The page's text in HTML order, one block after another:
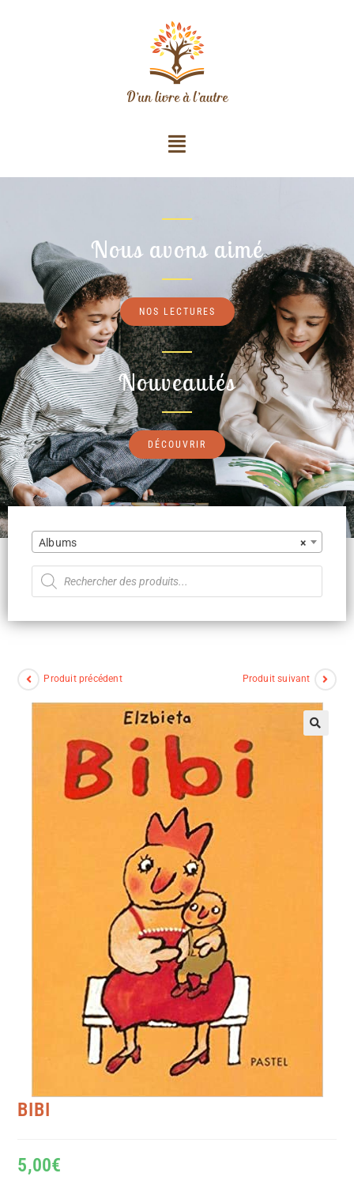
Nous avons aimé
NOS LECTURES
Nouveautés
DÉCOUVRIR
×
Albums
Produit précédent Produit suivant
BIBI
5,00€